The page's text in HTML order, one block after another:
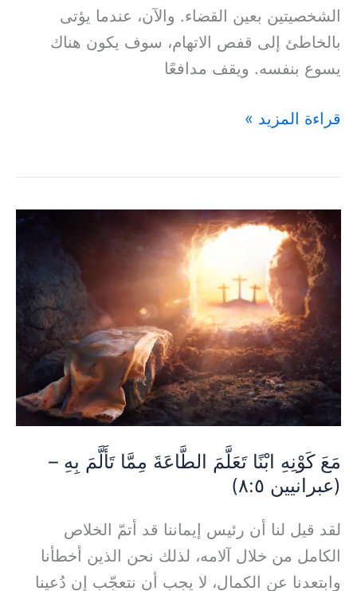
الشخصيتين بعين القضاء. والآن، عندما يؤتى
بالخاطئ إلى قفص الاتهام، سوف يكون هناك
يسوع بنفسه. ويقف مدافعًا
قراءة المزيد »
مَعَ كَوْنِهِ ابْنًا تَعَلَّمَ الطَّاعَةَ مِمَّا تَأَلَّمَ بِهِ –
(عبرانيين ٨:٥)
لقد قيل لنا أن رئيس إيماننا قد أتمّ الخلاص
الكامل من خلال آلامه، لذلك نحن الذين أخطأنا
وابتعدنا عن الكمال، لا يجب أن نتعجّب إن دُعينا
كَوْنِهِ
الطَّاعَةَ
مِمَّا
تَأَلَّمَ
بِهِ
(عبرانيين
٨:٥)